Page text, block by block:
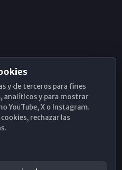
y de terceros para fines
analíticos y para mostrar
YouTube, X o Instagram.
rechazar las